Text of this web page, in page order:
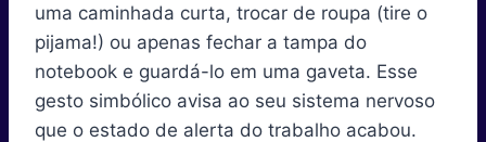
uma caminhada curta, trocar de roupa (tire o
pijama!) ou apenas fechar a tampa do
notebook e guardá-lo em uma gaveta. Esse
gesto simbólico avisa ao seu sistema nervoso
que o estado de alerta do trabalho acabou.